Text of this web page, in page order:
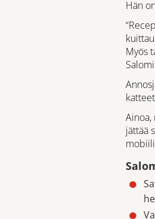
Hän
Myös
jättää